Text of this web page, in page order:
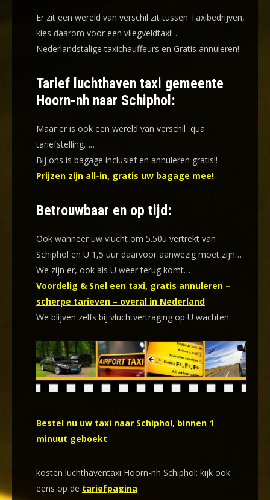
Er zit een wereld van verschil zit tussen Taxibedrijven,
kies daarom voor een vliegveldtaxi! .
Nederlandstalige taxichauffeurs en Gratis annuleren!
Tarief luchthaven taxi gemeente
Hoorn-nh naar Schiphol:
Maar er is ook een wereld van verschil qua
tariefstelling……
Bij ons is bagage inclusief en annuleren gratis!!
Prijzen zijn all-in, gratis uw bagage mee!
Betrouwbaar en op tijd:
Ook wanneer uw vlucht om 5.50u vertrekt van
Schiphol en U 1,5 uur daarvoor aanwezig moet zijn…
We zijn er, ook als U weer terug komt…
Voordelig & Snel een taxi, gratis annuleren –
scherpe tarieven – overal in Nederland
We blijven zelfs bij vluchtvertraging op U wachten.
.
Bestel nu uw taxi naar Schiphol, binnen 1
minuut geboekt
kosten luchthaventaxi Hoorn-nh Schiphol: kijk ook
eens op de tariefpagina